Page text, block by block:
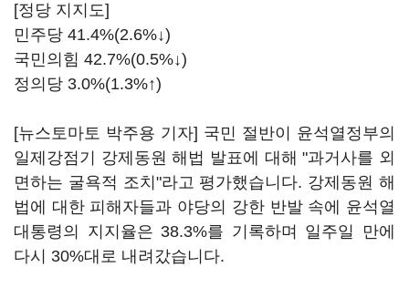
[정당 지지도]
민주당 41.4%(2.6%↓)
국민의힘 42.7%(0.5%↓)
정의당 3.0%(1.3%↑)
[뉴스토마토 박주용 기자] 국민 절반이 윤석열정부의
일제강점기 강제동원 해법 발표에 대해 "과거사를 외
면하는 굴욕적 조치"라고 평가했습니다. 강제동원 해
법에 대한 피해자들과 야당의 강한 반발 속에 윤석열
대통령의 지지율은 38.3%를 기록하며 일주일 만에
다시 30%대로 내려갔습니다.